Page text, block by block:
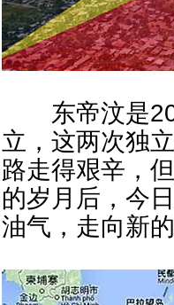
东帝汶是
立，这两次独
路走得艰辛，
的岁月后，今
油气，走向新